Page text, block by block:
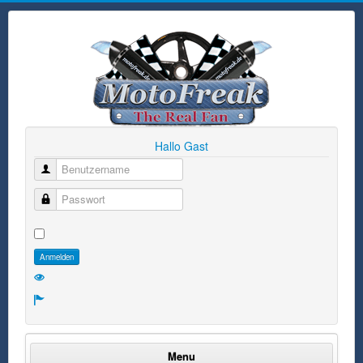
Hallo Gast
Benutzername
Passwort
Anmelden
Menu